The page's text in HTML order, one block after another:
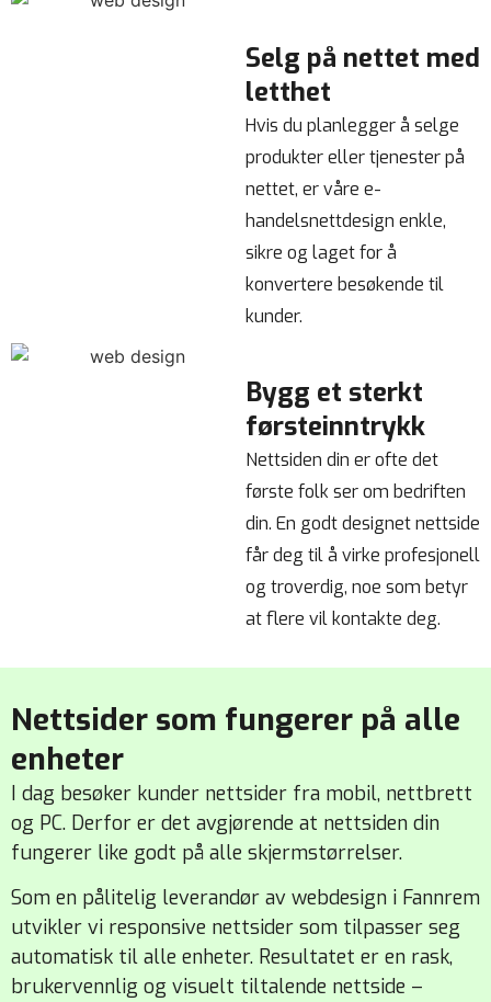
Selg på nettet med
letthet
Hvis du planlegger å selge
produkter eller tjenester på
nettet, er våre e-
handelsnettdesign enkle,
sikre og laget for å
konvertere besøkende til
kunder.
Bygg et sterkt
førsteinntrykk
Nettsiden din er ofte det
første folk ser om bedriften
din. En godt designet nettside
får deg til å virke profesjonell
og troverdig, noe som betyr
at flere vil kontakte deg.
Nettsider som fungerer på alle
enheter
I dag besøker kunder nettsider fra mobil, nettbrett
og PC. Derfor er det avgjørende at nettsiden din
fungerer like godt på alle skjermstørrelser.
Som en pålitelig leverandør av webdesign i Fannrem
utvikler vi responsive nettsider som tilpasser seg
automatisk til alle enheter. Resultatet er en rask,
brukervennlig og visuelt tiltalende nettside –